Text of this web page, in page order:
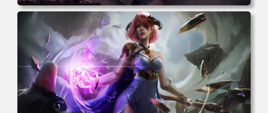
电脑壁纸 奇幻 女孩 眼罩 英雄联盟 电脑桌面 高清壁纸 壁纸
下载 壁纸大全